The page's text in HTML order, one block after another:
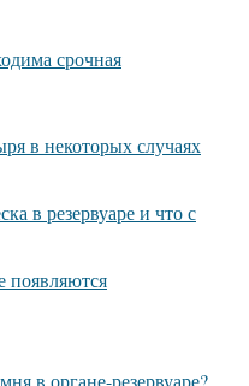
срочная
в некоторых случаях
в резервуаре и что с
появляются
в органе-резервуаре?